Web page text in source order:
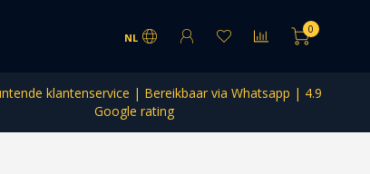
NL
0
klantenservice | Bereikbaar via Whatsapp | 4.9
Google rating